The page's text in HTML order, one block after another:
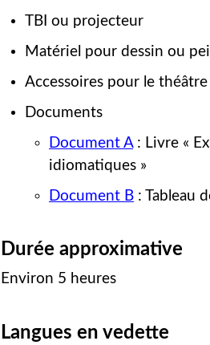
TBI ou projecteur
Matériel pour dessin ou
Accessoires pour le
Documents
Document A: Livre «
idiomatiques »
Document B : Tableau
Durée approximative
Environ 5 heures
Langues en vedette